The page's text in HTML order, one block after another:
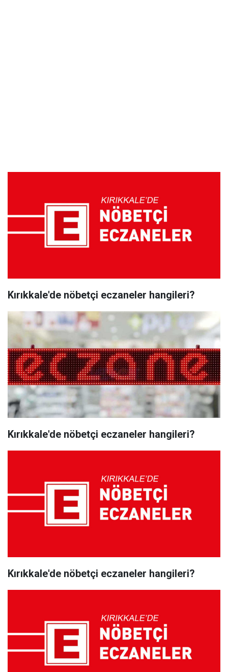
Kırıkkale'de nöbetçi eczaneler hangileri?
Kırıkkale'de nöbetçi eczaneler hangileri?
Kırıkkale'de nöbetçi eczaneler hangileri?